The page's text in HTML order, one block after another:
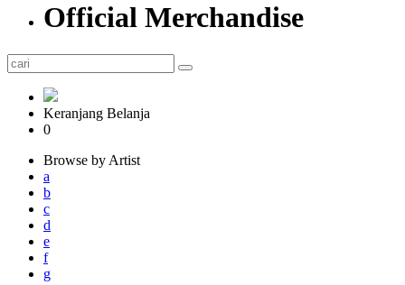
Official Merchandise
Keranjang Belanja
0
Browse by Artist
a
b
c
d
e
f
g